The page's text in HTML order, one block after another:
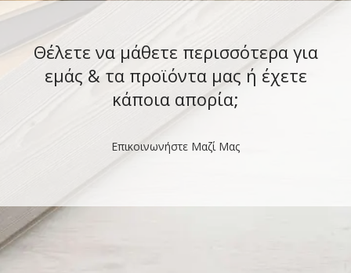
Θέλετε να μάθετε περισσότερα για
εμάς & τα προϊόντα μας ή έχετε
κάποια απορία;
Επικοινωνήστε Μαζί Μας